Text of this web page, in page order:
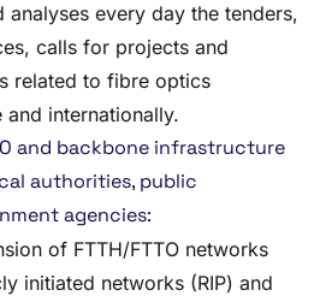
every day the tenders,
calls for projects and
related to fibre optics
internationally.
and backbone infrastructure
authorities, public
agencies:
of FTTH/FTTO networks
initiated networks (RIP) and